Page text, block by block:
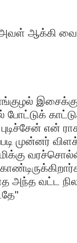
அவள் ஆக்கி
என்
முன்னர்
அந்த வட்ட